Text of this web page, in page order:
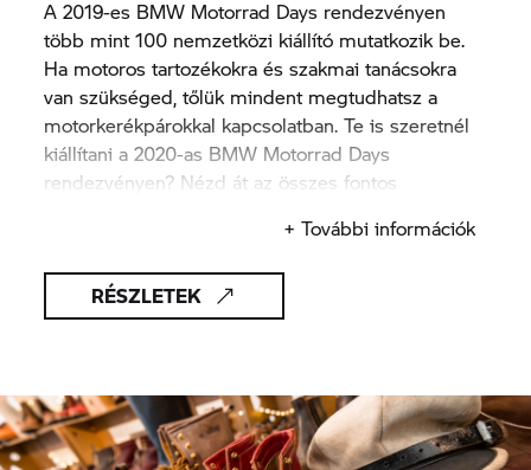
A 2019-es BMW Motorrad Days rendezvényen
több mint 100 nemzetközi kiállító mutatkozik be.
Ha motoros tartozékokra és szakmai tanácsokra
van szükséged, tőlük mindent megtudhatsz a
motorkerékpárokkal kapcsolatban. Te is szeretnél
kiállítani a 2020-as BMW Motorrad Days
rendezvényen? Nézd át az összes fontos
+ További információk
RÉSZLETEK